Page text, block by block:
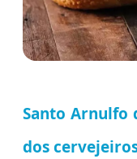
Santo Arnulfo
dos